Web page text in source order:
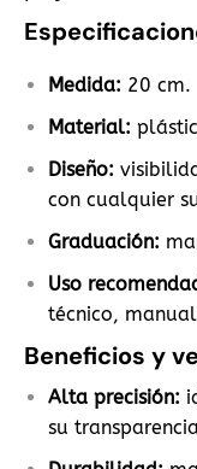
Medida: 20 cm.
Material:
Diseño:
con cualquier
Graduación:
Uso
técnico,
Beneficios y
Alta precisión:
su